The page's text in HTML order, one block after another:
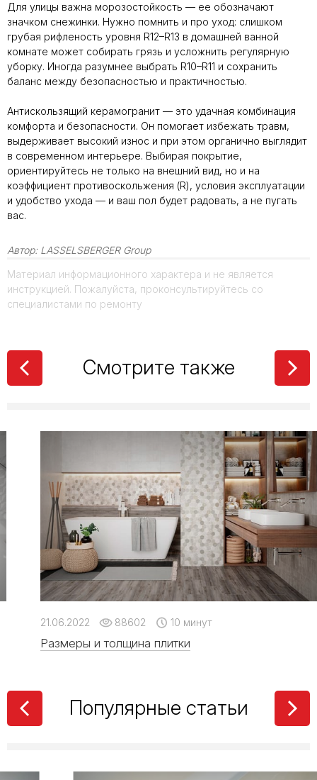
Для улицы важна морозостойкость — ее обозначают
значком снежинки. Нужно помнить и про уход: слишком
грубая рифленость уровня R12–R13 в домашней ванной
комнате может собирать грязь и усложнить регулярную
уборку. Иногда разумнее выбрать R10–R11 и сохранить
баланс между безопасностью и практичностью.
Антискользящий керамогранит — это удачная комбинация
комфорта и безопасности. Он помогает избежать травм,
выдерживает высокий износ и при этом органично выглядит
в современном интерьере. Выбирая покрытие,
ориентируйтесь не только на внешний вид, но и на
коэффициент противоскольжения (R), условия эксплуатации
и удобство ухода — и ваш пол будет радовать, а не пугать
вас.
Автор: LASSELSBERGER Group
Материал информационного характера и не является
инструкцией. Пожалуйста, проконсультируйтесь со
специалистами по ремонту
Смотрите также
21.06.2022 88602 10 минут
Размеры и толщина плитки
Популярные статьи